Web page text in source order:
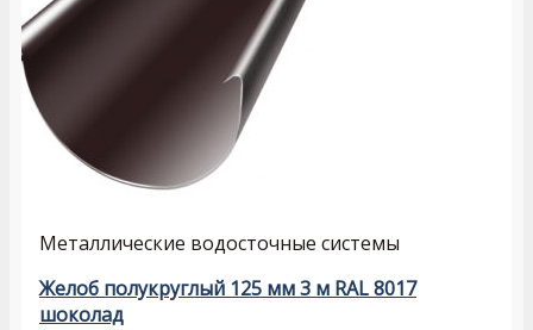
Металлические водосточные системы
Желоб полукруглый 125 мм 3 м RAL 8017
шоколад